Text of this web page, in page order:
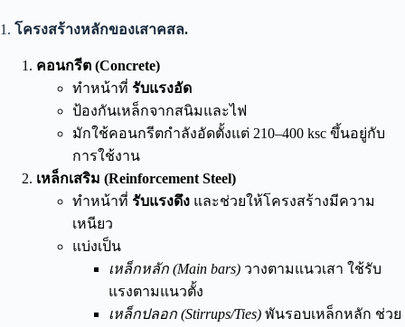
1. โครงสร้างหลักของเสาคสล.
คอนกรีต (Concrete)
ทำหน้าที่ รับแรงอัด
ป้องกันเหล็กจากสนิมและไฟ
มักใช้คอนกรีตกำลังอัดตั้งแต่ 210–400 ksc ขึ้นอยู่กับ
การใช้งาน
เหล็กเสริม (Reinforcement Steel)
ทำหน้าที่ รับแรงดึง และช่วยให้โครงสร้างมีความ
เหนียว
แบ่งเป็น
เหล็กหลัก (Main bars) วางตามแนวเสา ใช้รับ
แรงตามแนวตั้ง
เหล็กปลอก (Stirrups/Ties) พันรอบเหล็กหลัก ช่วย